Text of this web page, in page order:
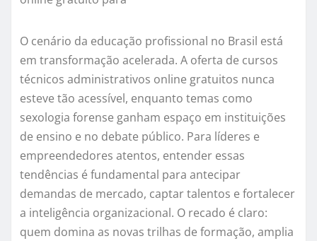
O cenário da educação profissional no Brasil está
em transformação acelerada. A oferta de cursos
técnicos administrativos online gratuitos nunca
esteve tão acessível, enquanto temas como
sexologia forense ganham espaço em instituições
de ensino e no debate público. Para líderes e
empreendedores atentos, entender essas
tendências é fundamental para antecipar
demandas de mercado, captar talentos e fortalecer
a inteligência organizacional. O recado é claro:
quem domina as novas trilhas de formação, amplia